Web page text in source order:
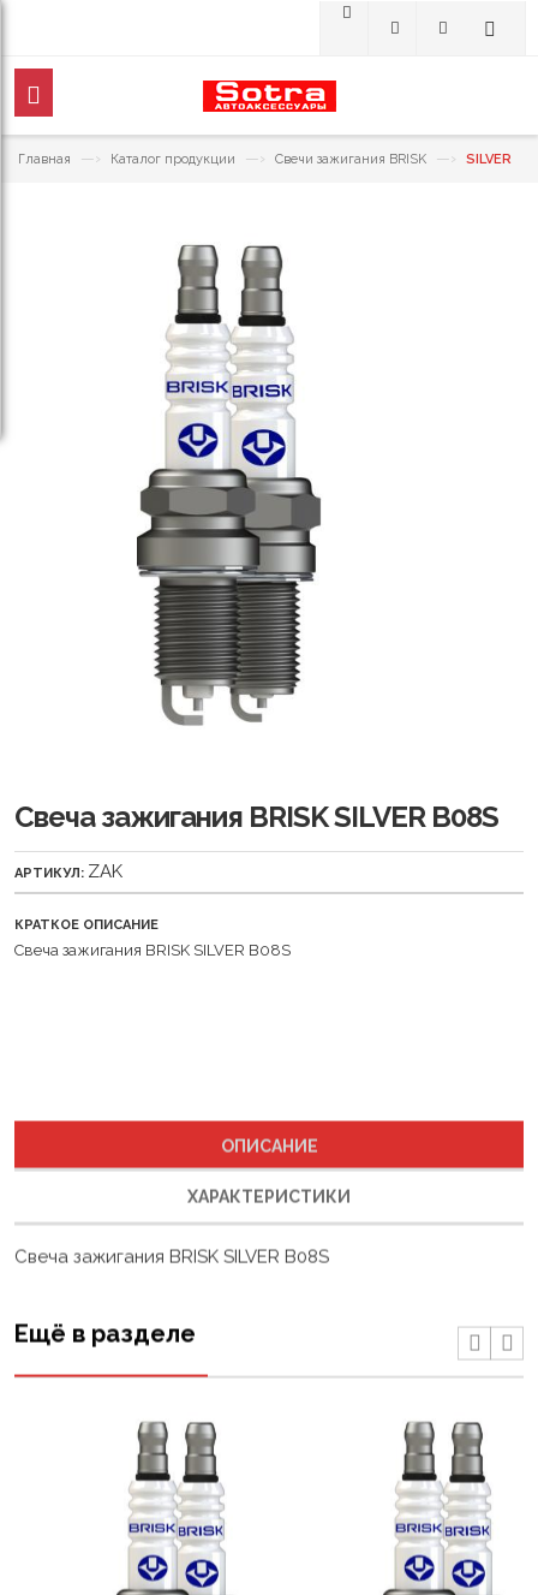
Главная —› Каталог продукции —› Свечи зажигания BRISK —› SILVER
Свеча зажигания BRISK SILVER B08S
АРТИКУЛ: ZAK
КРАТКОЕ ОПИСАНИЕ
Свеча зажигания BRISK SILVER B08S
Свеча зажигания BRISK SILVER B08S